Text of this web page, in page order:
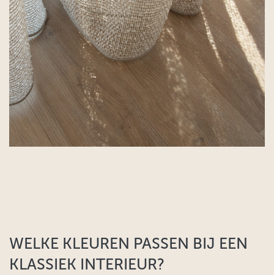
WELKE KLEUREN PASSEN BIJ EEN
KLASSIEK INTERIEUR?